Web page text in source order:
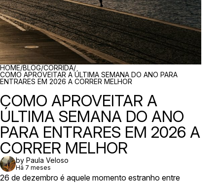
BREADCRUMBS
HOME/BLOG/CORRIDA/
COMO APROVEITAR A ÚLTIMA SEMANA DO ANO PARA
ENTRARES EM 2026 A CORRER MELHOR
COMO APROVEITAR A
ÚLTIMA SEMANA DO ANO
PARA ENTRARES EM 2026 A
CORRER MELHOR
by Paula Veloso
Há 7 meses
26 de dezembro é aquele momento estranho entre